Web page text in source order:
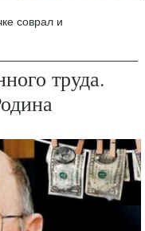
соврал и
труда.